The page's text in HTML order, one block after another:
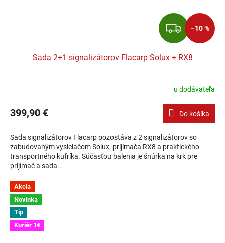
–10 %
Sada 2+1 signalizátorov Flacarp Solux + RX8
u dodávateľa
399,90 € Do košíka
Sada signalizátorov Flacarp pozostáva z 2 signalizátorov so
zabudovaným vysielačom Solux, prijímača RX8 a praktického
transportného kufríka. Súčasťou balenia je šnúrka na krk pre
prijímač a sada...
Akcia
Novinka
Tip
Kuriér 1€